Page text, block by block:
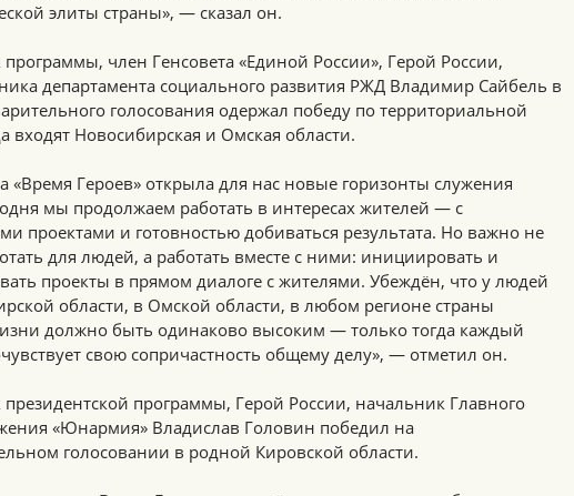
элиты страны», — сказал он.
член Генсовета «Единой России», Герой России,
департамента социального развития РЖД Владимир Сайбель в
голосования одержал победу по территориальной
входят Новосибирская и Омская области.
«Время Героев» открыла для нас новые горизонты служения
мы продолжаем работать в интересах жителей — с
проектами и готовностью добиваться результата. Но важно не
для людей, а работать вместе с ними: инициировать и
проекты в прямом диалоге с жителями. Убеждён, что у людей
области, в Омской области, в любом регионе страны
должно быть одинаково высоким — только тогда каждый
свою сопричастность общему делу», — отметил он.
программы, Герой России, начальник Главного
«Юнармия» Владислав Головин победил на
голосовании в родной Кировской области.